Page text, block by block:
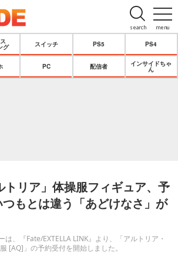
menu
search
グ
スイッチ PS5 PS4
PC 配信者
インサイドちゃ
ん
トリア」体操服フィギュア、予
もとは違う「あどけなさ」が
は、『Fate/EXTELLA LINK』より、「アルトリア・
[AQ]」の予約受付を開始しました。